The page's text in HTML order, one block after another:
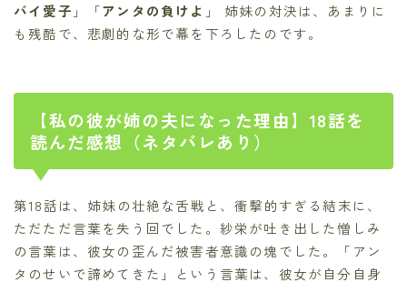
バイ愛子 」「アンタの負けよ 」 姉妹の対決は、あまりに
も残酷で、悲劇的な形で幕を下ろしたのです。
【私の彼が姉の夫になった理由】18話を
読んだ感想（ネタバレあり）
第18話は、姉妹の壮絶な舌戦と、衝撃的すぎる結末に、
ただただ言葉を失う回でした。紗栄が吐き出した憎しみ
の言葉は、彼女の歪んだ被害者意識の塊でした。「アン
タのせいで諦めてきた」という言葉は、彼女が自分自身